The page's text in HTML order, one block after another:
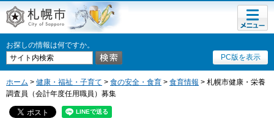
札幌市
お探しの情報は何ですか。
PC版を表示
メニュ
ー
ホーム > 健康・福祉・子育て > 食の安全・食育 > 食育情報 > 札幌市健康・栄養
調査員（会計年度任用職員）募集